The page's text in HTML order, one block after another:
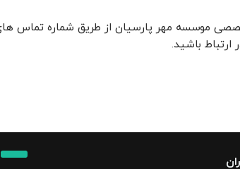
موسسه مهر پارسیان از طریق شماره تماس